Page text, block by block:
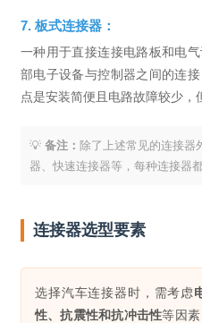
7. 板式连接器：
一种用于直接连接电路板和电气设备的连接器。通常用于汽车内
部电子设备与控制器之间的连
点是安装简便且电路故障较少，
备注： 除了上述常见的连接器
器、快速连接器等，每种连接器
连接器选型要素
选择汽车连接器时，需考虑
性、抗震性和抗冲击性等因